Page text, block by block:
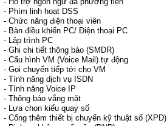
- Phím linh hoạt DSS
- Chức năng điện thoại viên
- Bàn điều khiển PC/ Điện thoại PC
- Lập trình PC
- Ghi chi tiết thông báo (SMDR)
- Cấu hình VM (Voice Mail) tự động
- Gọi chuyển tiếp tới cho VM
- Tính năng dịch vụ ISDN
- Tính năng Voice IP
- Thông báo vắng mặt
- Lựa chon kiểu quay số
- Cổng thêm thiết bị chuyển kỹ thuật số (XPD)